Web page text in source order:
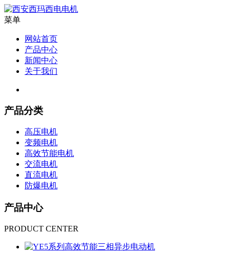
菜单
网站首页
产品中心
新闻中心
关于我们
产品分类
高压电机
变频电机
高效节能电机
交流电机
直流电机
防爆电机
产品中心
PRODUCT CENTER